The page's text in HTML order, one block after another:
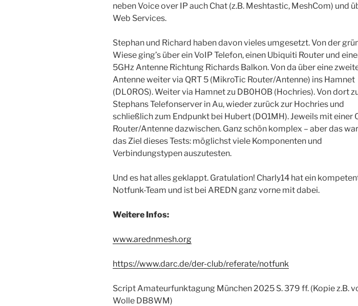
neben Voice over IP auch Chat (z.B. Meshtastic, MeshCom) und
Web Services.
Stephan und Richard haben davon vieles umgesetzt. Von der
Wiese ging’s über ein VoIP Telefon, einen Ubiquiti Router und
5GHz Antenne Richtung Richards Balkon. Von da über eine
Antenne weiter via QRT 5 (MikroTic Router/Antenne) ins Hamnet
(DL0ROS). Weiter via Hamnet zu DB0HOB (Hochries). Von dort
Stephans Telefonserver in Au, wieder zurück zur Hochries und
schließlich zum Endpunkt bei Hubert (DO1MH). Jeweils mit einer
Router/Antenne dazwischen. Ganz schön komplex – aber das
das Ziel dieses Tests: möglichst viele Komponenten und
Verbindungstypen auszutesten.
Und es hat alles geklappt. Gratulation! Charly14 hat ein
Notfunk-Team und ist bei AREDN ganz vorne mit dabei.
Weitere Infos:
www.arednmesh.org
https://www.darc.de/der-club/referate/notfunk
Script Amateurfunktagung München 2025 S. 379 ff. (Kopie z.B.
Wolle DB8WM)